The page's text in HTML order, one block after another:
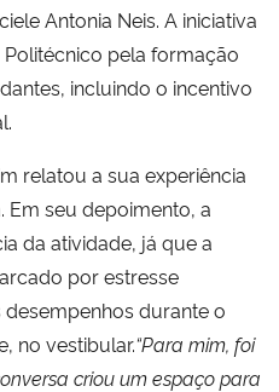
Antonia Neis. A iniciativa
pela formação
incluindo o incentivo
relatou a sua experiência
Em seu depoimento, a
da atividade, já que a
por estresse
durante o
no vestibular.“Para mim, foi
criou um espaço para